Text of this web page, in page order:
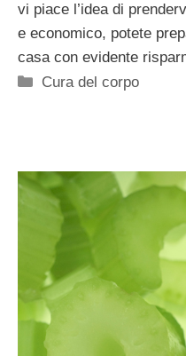
vi piace l’idea di
e economico, potete
casa con evidente
Categorie
Cura del corpo